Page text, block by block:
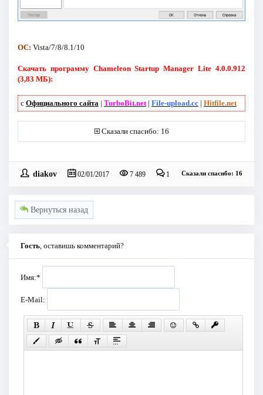
ОС: Vista/7/8/8.1/10
Скачать программу Chameleon Startup Manager Lite 4.0.0.912
(3,83 МБ):
с Официального сайта| TurboBit.net| File-upload.cc| Hitfile.net
Сказали спасибо: 16
diakov 02/01/2017 7 489 1 Сказали спасибо: 16
Вернуться назад
Гость, оставишь комментарий?
Имя:*
E-Mail: